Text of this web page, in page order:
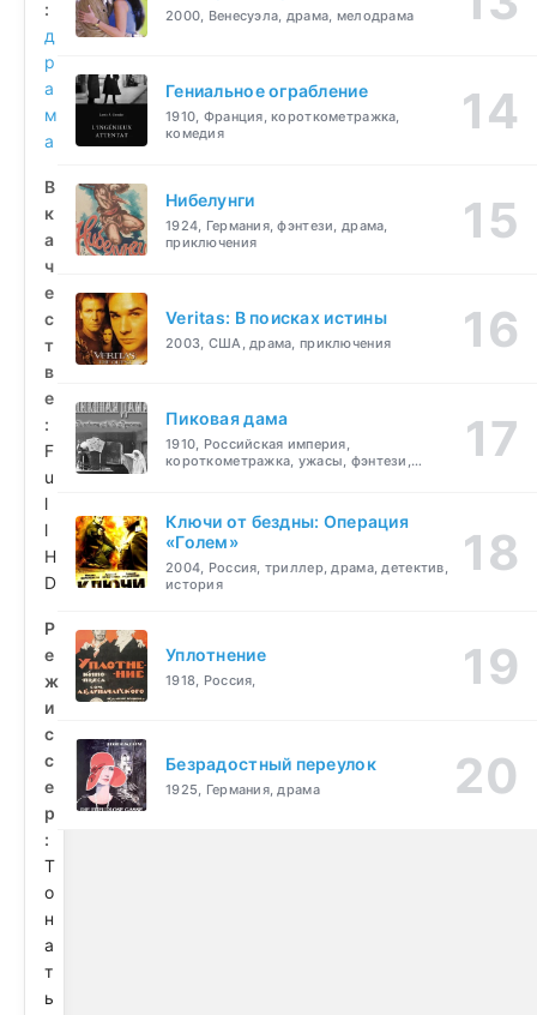
:
д
р
а
м
а
В
к
а
ч
е
с
т
в
е
:
F
u
l
l
H
D
Р
е
ж
и
с
с
е
р
:
Т
о
н
а
т
ь
2000, Венесуэла, драма, мелодрама
Гениальное ограбление
1910, Франция, короткометражка,
комедия
Нибелунги
1924, Германия, фэнтези, драма,
приключения
Veritas: В поисках истины
2003, США, драма, приключения
Пиковая дама
1910, Российская империя,
короткометражка, ужасы, фэнтези,
Ключи от бездны: Операция
«Голем»
2004, Россия, триллер, драма, детектив,
история
Уплотнение
1918, Россия,
Безрадостный переулок
1925, Германия, драма